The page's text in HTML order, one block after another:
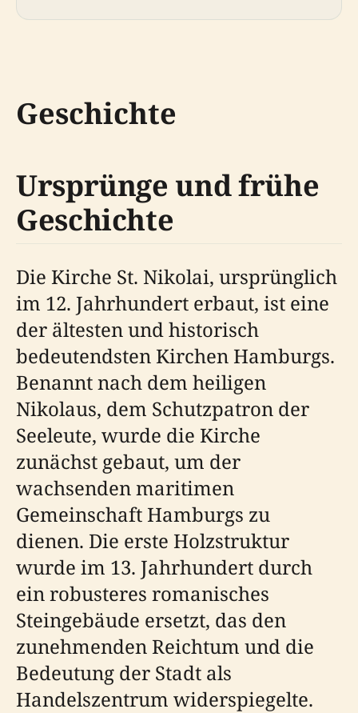
Geschichte
Ursprünge und frühe
Geschichte
Die Kirche St. Nikolai, ursprünglich
im 12. Jahrhundert erbaut, ist eine
der ältesten und historisch
bedeutendsten Kirchen Hamburgs.
Benannt nach dem heiligen
Nikolaus, dem Schutzpatron der
Seeleute, wurde die Kirche
zunächst gebaut, um der
wachsenden maritimen
Gemeinschaft Hamburgs zu
dienen. Die erste Holzstruktur
wurde im 13. Jahrhundert durch
ein robusteres romanisches
Steingebäude ersetzt, das den
zunehmenden Reichtum und die
Bedeutung der Stadt als
Handelszentrum widerspiegelte.